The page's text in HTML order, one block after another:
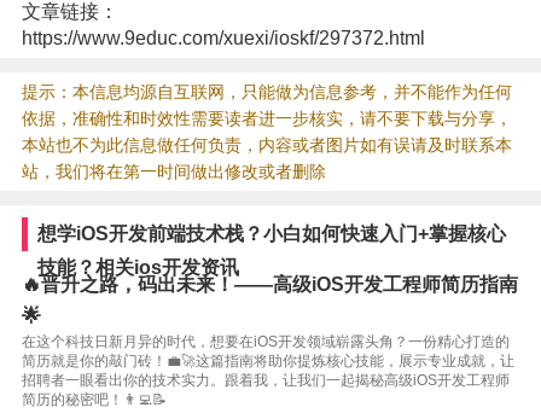
文章链接：
https://www.9educ.com/xuexi/ioskf/297372.html
提示：本信息均源自互联网，只能做为信息参考，并不能作为任何
依据，准确性和时效性需要读者进一步核实，请不要下载与分享，
本站也不为此信息做任何负责，内容或者图片如有误请及时联系本
站，我们将在第一时间做出修改或者删除
想学iOS开发前端技术栈？小白如何快速入门+掌握核心
技能？相关ios开发资讯
🔥晋升之路，码出未来！——高级iOS开发工程师简历指南
🌟
在这个科技日新月异的时代，想要在iOS开发领域崭露头角？一份精心打造的
简历就是你的敲门砖！💼🚀这篇指南将助你提炼核心技能，展示专业成就，让
招聘者一眼看出你的技术实力。跟着我，让我们一起揭秘高级iOS开发工程师
简历的秘密吧！👨‍💻📝